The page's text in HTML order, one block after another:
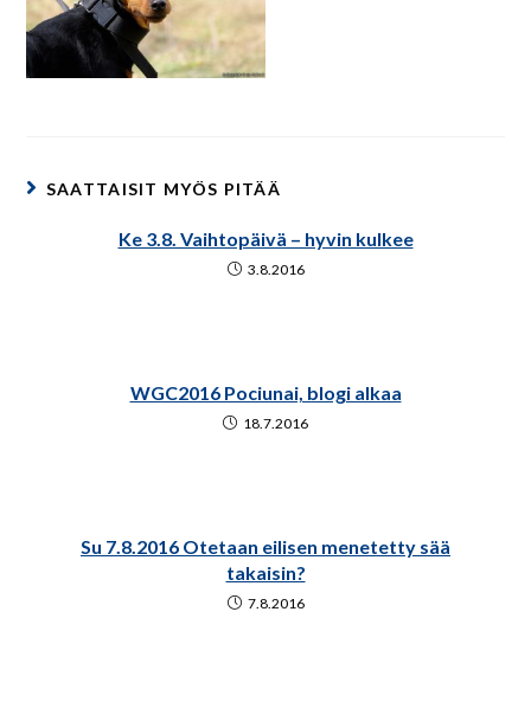
SAATTAISIT MYÖS PITÄÄ
Ke 3.8. Vaihtopäivä – hyvin kulkee
3.8.2016
WGC2016 Pociunai, blogi alkaa
18.7.2016
Su 7.8.2016 Otetaan eilisen menetetty sää
takaisin?
7.8.2016